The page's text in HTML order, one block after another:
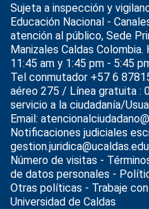
Sujeta a inspección y
Educación Nacional -
atención al público, Sede
Manizales Caldas
11:45 am y 1:45 pm - 5:45
Tel conmutador +57 6
aéreo 275 / Línea gratuita :
servicio a la ciudadanía/
Email:
Notificaciones judiciales
Número de visitas -
de datos personales -
Otras políticas - Trabaje
Universidad de Caldas